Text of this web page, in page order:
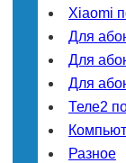
Xiaomi
Для
Для
Для
Теле2
Разное